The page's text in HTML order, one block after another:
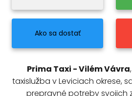
Ako sa dostať
Prima Taxi - Vilém Vávra
taxislužba v Leviciach okrese,
prepravné potreby svojich